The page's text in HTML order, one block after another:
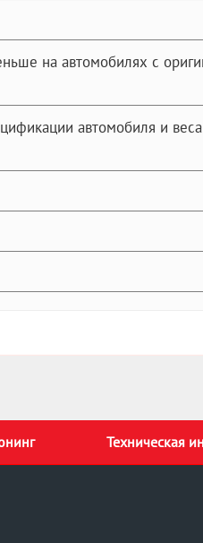
на автомобилях с
автомобиля и
Техническая